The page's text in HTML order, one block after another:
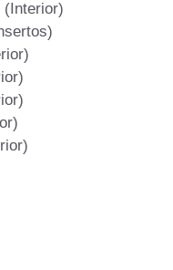
(Interior)